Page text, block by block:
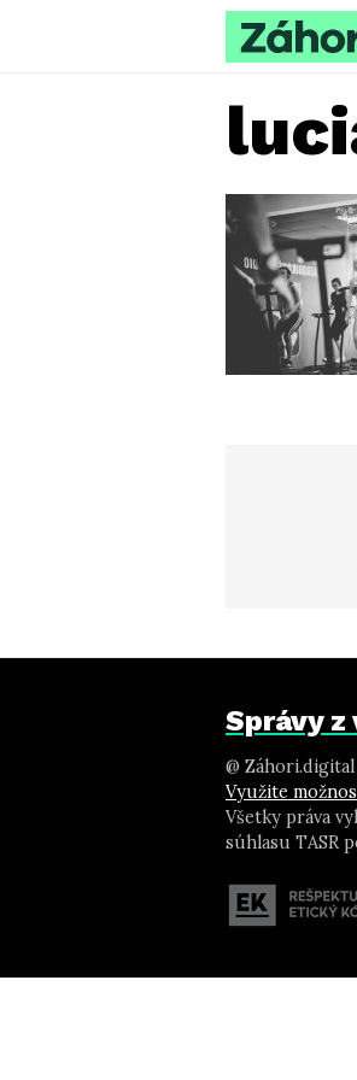
Správy
@ Záhori.digital
Využite
Všetky práva
súhlasu TASR